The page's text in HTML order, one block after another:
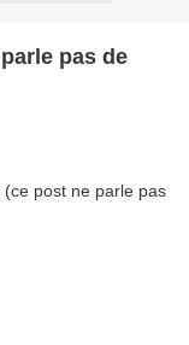
pas de